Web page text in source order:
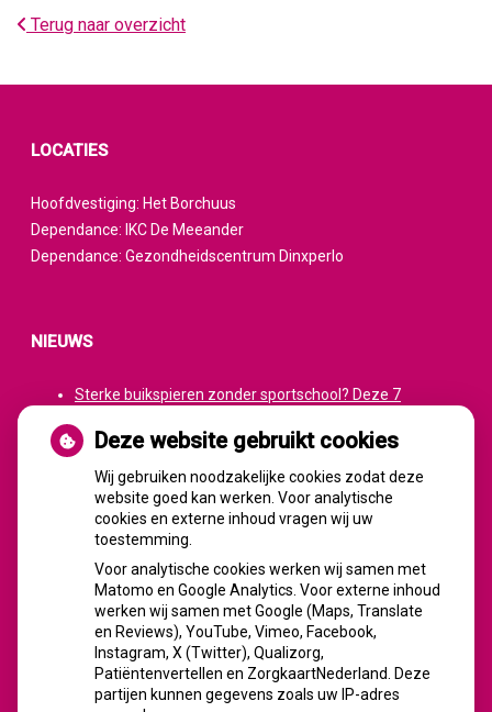
Terug naar overzicht
LOCATIES
Hoofdvestiging: Het Borchuus
Dependance: IKC De Meeander
Dependance: Gezondheidscentrum Dinxperlo
NIEUWS
Sterke buikspieren zonder sportschool? Deze 7
CZ vergoedt zorg van twee gespecialiseerde
revalidatieartsen niet meer
De sleutel tot blijvend afvallen? Dat doe je volgens
onderzoek veel effectiever samen
Spoedeisende hulp zag dit weekend meer mensen met
heup- en polsbreuken binnenkomen
Een recept voor een wandeling: waarom Erasmus MC
patiënten het park in stuurt
Deze website gebruikt cookies
Wij gebruiken noodzakelijke cookies zodat deze
website goed kan werken. Voor analytische
cookies en externe inhoud vragen wij uw
toestemming.
Voor analytische cookies werken wij samen met
Matomo en Google Analytics. Voor externe inhoud
werken wij samen met Google (Maps, Translate
en Reviews), YouTube, Vimeo, Facebook,
Instagram, X (Twitter), Qualizorg,
Patiëntenvertellen en ZorgkaartNederland. Deze
partijen kunnen gegevens zoals uw IP-adres